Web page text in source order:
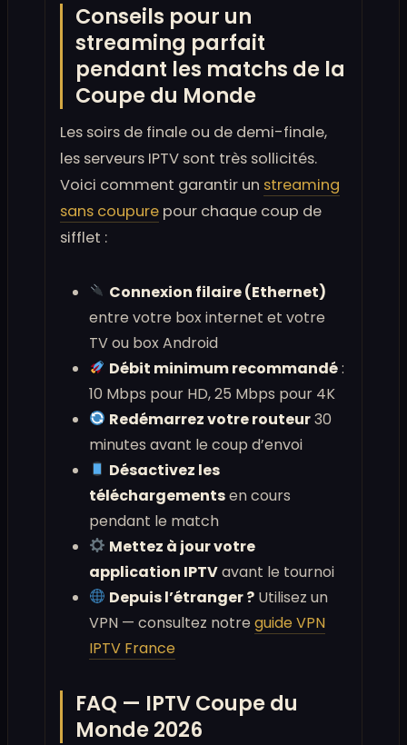
Conseils pour un
streaming parfait
pendant les matchs de la
Coupe du Monde
Les soirs de finale ou de demi-finale,
les serveurs IPTV sont très sollicités.
Voici comment garantir un streaming
sans coupure pour chaque coup de
sifflet :
Connexion filaire (Ethernet)
entre votre box internet et votre
TV ou box Android
Débit minimum recommandé:
10 Mbps pour HD, 25 Mbps pour 4K
Redémarrez votre routeur30
minutes avant le coup d’envoi
Désactivez les
téléchargementsen cours
pendant le match
Mettez à jour votre
application IPTVavant le tournoi
Depuis l’étranger ? Utilisez un
VPN — consultez notre guide VPN
IPTV France
FAQ — IPTV Coupe du
Monde 2026